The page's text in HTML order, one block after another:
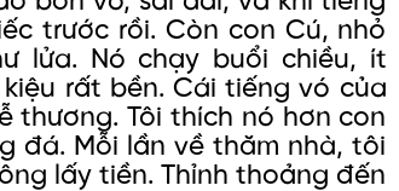
trước rồi. Còn con Cú, nhỏ
lửa. Nó chạy buổi chiều, ít
rất bền. Cái tiếng vó của
thương. Tôi thích nó hơn con
đá. Mỗi lần về thăm nhà, tôi
lấy tiền. Thỉnh thoảng đến